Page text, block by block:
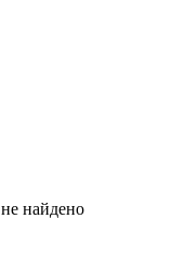
найдено